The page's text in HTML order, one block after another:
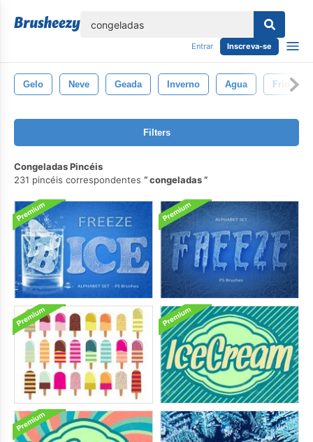
Entrar Inscreva-se
Gelo Neve Geada Inverno Agua Frio
Filters
Congeladas Pincéis
231 pincéis correspondentes
congeladas